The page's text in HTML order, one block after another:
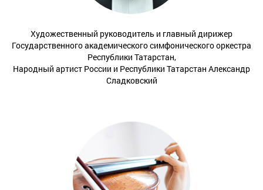
Художественный руководитель и главный дирижер
Государственного академического симфонического оркестра
Республики Татарстан,
Народный артист России и Республики Татарстан Александр
Сладковский